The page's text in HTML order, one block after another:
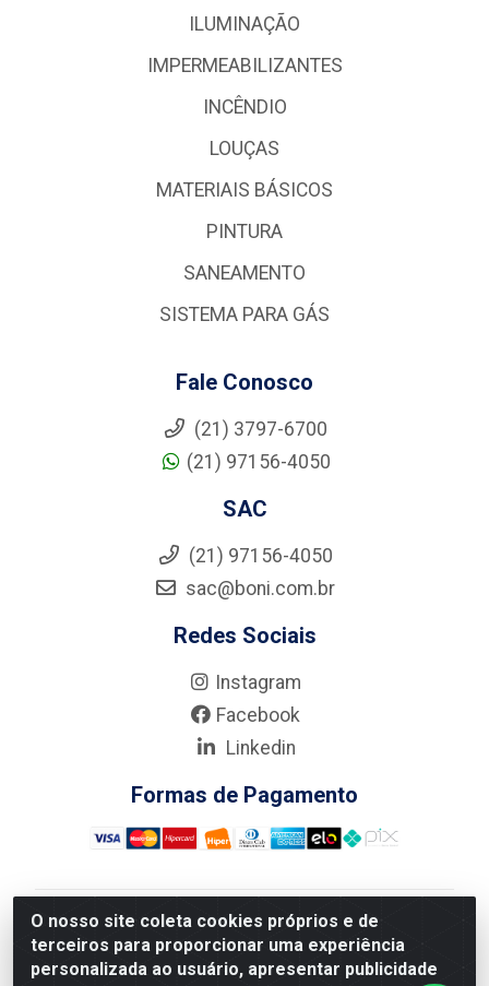
O nosso site coleta cookies próprios e de
terceiros para proporcionar uma experiência
personalizada ao usuário, apresentar publicidade
ILUMINAÇÃO
IMPERMEABILIZANTES
INCÊNDIO
LOUÇAS
MATERIAIS BÁSICOS
PINTURA
SANEAMENTO
SISTEMA PARA GÁS
Fale Conosco
(21) 3797-6700
(21) 97156-4050
SAC
(21) 97156-4050
sac@boni.com.br
Redes Sociais
Instagram
Facebook
Linkedin
Formas de Pagamento
Nova Boni Distribuidora de Material de Construção LTDA
- Rua Alice Tibiriçá, 330 - Vila Da Penha, Rio de
Janeiro/RJ - CEP: 21.210-110 - CNPJ: 11.003.135/0001-